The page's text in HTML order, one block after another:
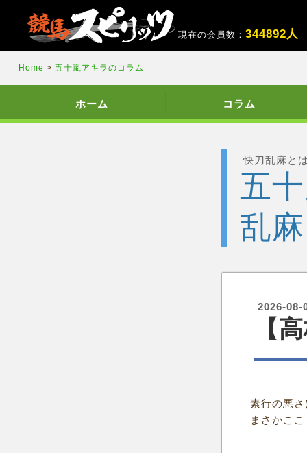
現在の会員数：344892人
Home > 五十嵐アキラのコラム
ホーム コラム
快刀乱麻と
五
乱
2026-08-
【
素行の悪
まさかこ